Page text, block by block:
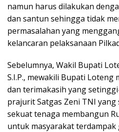
namun harus dilakukan
dan santun sehingga tidak
permasalahan yang
kelancaran pelaksanaan
Sebelumnya, Wakil Bupati
S.I.P., mewakili Bupati Loteng
dan terimakasih yang
prajurit Satgas Zeni TNI
sekuat tenaga membangun
untuk masyarakat terdampak